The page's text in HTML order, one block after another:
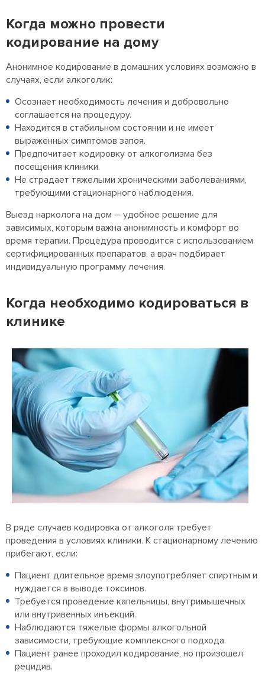
Когда можно провести
кодирование на дому
Анонимное кодирование в домашних условиях возможно в
случаях, если алкоголик:
Осознает необходимость лечения и добровольно
соглашается на процедуру.
Находится в стабильном состоянии и не имеет
выраженных симптомов запоя.
Предпочитает кодировку от алкоголизма без
посещения клиники.
Не страдает тяжелыми хроническими заболеваниями,
требующими стационарного наблюдения.
Выезд нарколога на дом – удобное решение для
зависимых, которым важна анонимность и комфорт во
время терапии. Процедура проводится с использованием
сертифицированных препаратов, а врач подбирает
индивидуальную программу лечения.
Когда необходимо кодироваться в
клинике
В ряде случаев кодировка от алкоголя требует
проведения в условиях клиники. К стационарному лечению
прибегают, если:
Пациент длительное время злоупотребляет спиртным и
нуждается в выводе токсинов.
Требуется проведение капельницы, внутримышечных
или внутривенных инъекций.
Наблюдаются тяжелые формы алкогольной
зависимости, требующие комплексного подхода.
Пациент ранее проходил кодирование, но произошел
рецидив.